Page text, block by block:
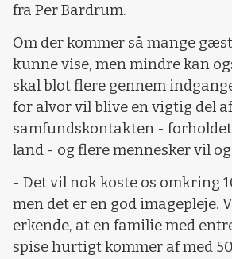
fra Per Bardrum.
Om der kommer så mange
kunne vise, men mindre kan
skal blot flere gennem
for alvor vil blive en vigtig del af
samfundskontakten -
land - og flere mennesker vil
- Det vil nok koste os omkring
men det er en god imagepleje.
erkende, at en familie med
spise hurtigt kommer af med